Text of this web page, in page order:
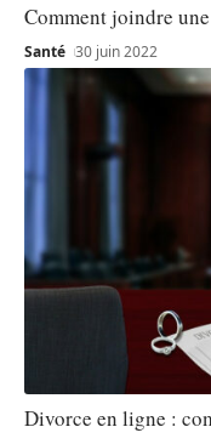
Comment joindre
Santé 30 juin 2022
Divorce en ligne :